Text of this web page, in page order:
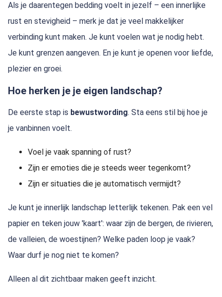
Als je daarentegen bedding voelt in jezelf – een innerlijke
rust en stevigheid – merk je dat je veel makkelijker
verbinding kunt maken. Je kunt voelen wat je nodig hebt.
Je kunt grenzen aangeven. En je kunt je openen voor liefde,
plezier en groei.
Hoe herken je je eigen landschap?
De eerste stap is bewustwording. Sta eens stil bij hoe je
je vanbinnen voelt.
Voel je vaak spanning of rust?
Zijn er emoties die je steeds weer tegenkomt?
Zijn er situaties die je automatisch vermijdt?
Je kunt je innerlijk landschap letterlijk tekenen. Pak een vel
papier en teken jouw 'kaart': waar zijn de bergen, de rivieren,
de valleien, de woestijnen? Welke paden loop je vaak?
Waar durf je nog niet te komen?
Alleen al dit zichtbaar maken geeft inzicht.